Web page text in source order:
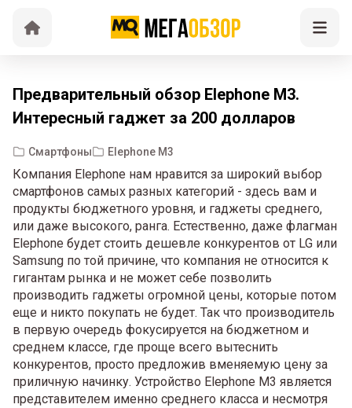
Предварительный обзор Elephone M3.
Интересный гаджет за 200 долларов
Смартфоны Elephone M3
Компания Elephone нам нравится за широкий выбор
смартфонов самых разных категорий - здесь вам и
продукты бюджетного уровня, и гаджеты среднего,
или даже высокого, ранга. Естественно, даже флагман
Elephone будет стоить дешевле конкурентов от LG или
Samsung по той причине, что компания не относится к
гигантам рынка и не может себе позволить
производить гаджеты огромной цены, которые потом
еще и никто покупать не будет. Так что производитель
в первую очередь фокусируется на бюджетном и
среднем классе, где проще всего вытеснить
конкурентов, просто предложив вменяемую цену за
приличную начинку. Устройство Elephone M3 является
представителем именно среднего класса и несмотря